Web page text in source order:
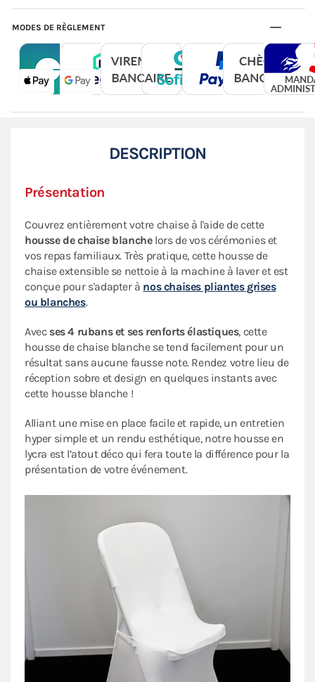
MODES DE RÈGLEMENT
DESCRIPTION
Présentation
Couvrez entièrement votre chaise à l'aide de cette
housse de chaise blanchelors de vos cérémonies et
vos repas familiaux. Très pratique, cette housse de
chaise extensible se nettoie à la machine à laver et est
conçue pour s'adapter à nos chaises pliantes grises
ou blanches.
Avec ses 4 rubans et ses renforts élastiques, cette
housse de chaise blanche se tend facilement pour un
résultat sans aucune fausse note. Rendez votre lieu de
réception sobre et design en quelques instants avec
cette housse blanche !
Alliant une mise en place facile et rapide, un entretien
hyper simple et un rendu esthétique, notre housse en
lycra est l’atout déco qui fera toute la différence pour la
présentation de votre événement.